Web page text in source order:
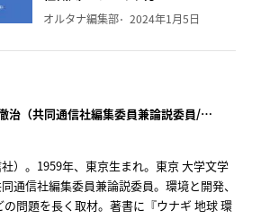
オルタナ編集部 2024年1月5日
井田 徹治（共同通信社編集委員兼論説委員/オルタナ論説委員）
）。1959年、東京生まれ。東京 大学文学
通信社編集委員兼論説委員。環境と開発、
の問題を長く取材。著書に『ウナギ 地球 環